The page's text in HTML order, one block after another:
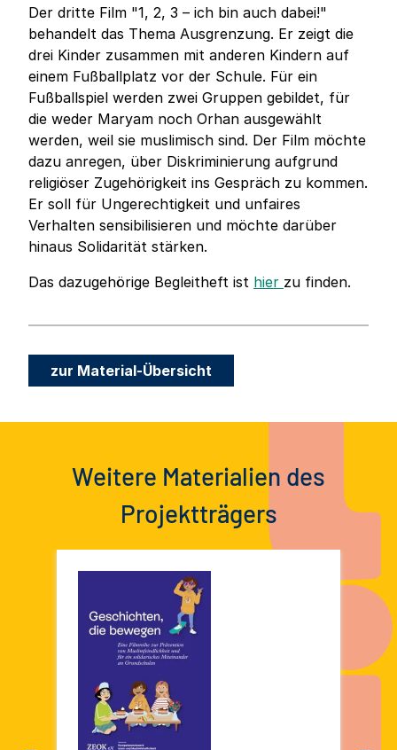
Der dritte Film "1, 2, 3 – ich bin auch dabei!"
behandelt das Thema Ausgrenzung. Er zeigt die
drei Kinder zusammen mit anderen Kindern auf
einem Fußballplatz vor der Schule. Für ein
Fußballspiel werden zwei Gruppen gebildet, für
die weder Maryam noch Orhan ausgewählt
werden, weil sie muslimisch sind. Der Film möchte
dazu anregen, über Diskriminierung aufgrund
religiöser Zugehörigkeit ins Gespräch zu kommen.
Er soll für Ungerechtigkeit und unfaires
Verhalten sensibilisieren und möchte darüber
hinaus Solidarität stärken.
Das dazugehörige Begleitheft ist hier zu finden.
zur Material-Übersicht
Weitere Materialien des
Projektträgers